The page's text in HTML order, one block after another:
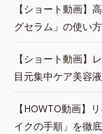
【ショート動画】
グセラム」の使い
【ショート動画】
目元集中ケア美容
【HOWTO動画】
イクの手順」を徹底